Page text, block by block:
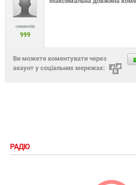
символів
999
Ви можете коментувати через
акаунт у соціальних мережах:
РАДІО